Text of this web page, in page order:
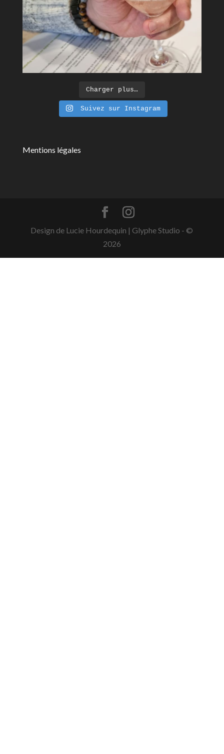
Charger plus…
Suivez sur Instagram
Mentions légales
Design de Lucie Hourdequin | Glyphe Studio - ©
2026